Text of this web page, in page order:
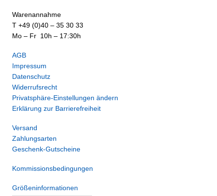
Warenannahme
T +49 (0)40 – 35 30 33
Mo – Fr 10h – 17:30h
AGB
Impressum
Datenschutz
Widerrufsrecht
Privatsphäre-Einstellungen ändern
Erklärung zur Barrierefreiheit
Versand
Zahlungsarten
Geschenk-Gutscheine
Kommissionsbedingungen
Größeninformationen